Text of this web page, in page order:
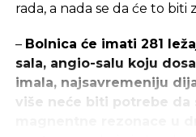
rada, a nada se da će to
– Bolnica će imati 281
sala, angio-salu koju
imala, najsavremeniju
više neće biti potrebe da